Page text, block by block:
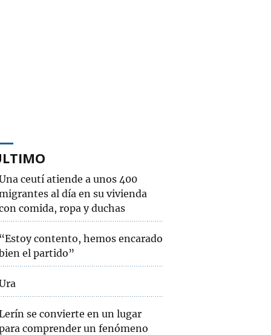
ceutí atiende a unos 400
al día en su vivienda
comida, ropa y duchas
“Estoy contento, hemos encarado
el partido”
se convierte en un lugar
comprender un fenómeno